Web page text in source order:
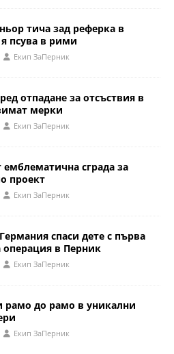
тича зад реферка в
псува в рими
Eкип ЗаПерник
отпадане за отсъствия в
мерки
Eкип ЗаПерник
сграда за
проект
Eкип ЗаПерник
спаси дете с първа
операция в Перник
Eкип ЗаПерник
рамо до рамо в уникални
Eкип ЗаПерник